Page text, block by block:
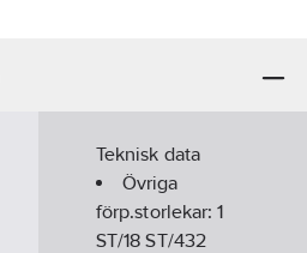
Teknisk data
Övriga
förp.storlekar:1
ST/18 ST/432